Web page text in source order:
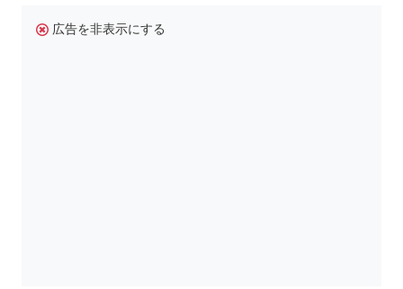
広告を非表示にする